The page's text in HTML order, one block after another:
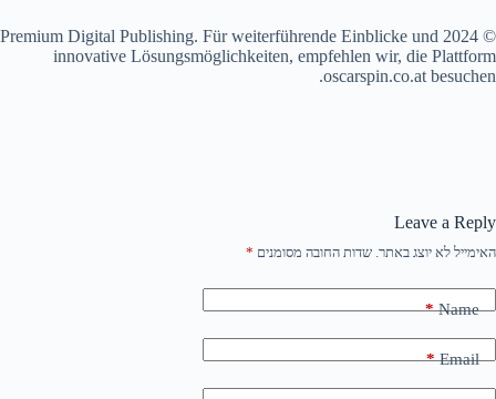
© 2024 Premium Digital Publishing. Für weiterführende Einblicke und
innovative Lösungsmöglichkeiten, empfehlen wir, die Plattform
oscarspin.co.at besuchen.
Leave a Reply
האימייל לא יוצג באתר. שדות החובה מסומנים *
Name
*
Email
*